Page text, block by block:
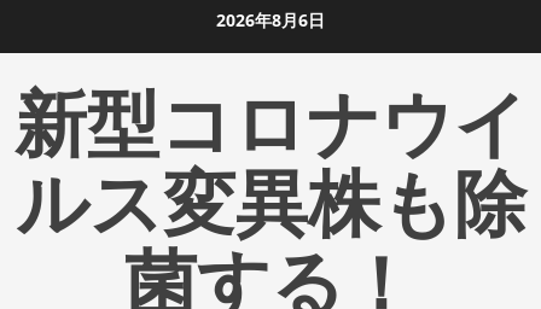
ン
ツ
2026年8月6日
新型コロナウイ
ルス変異株も除
菌する！